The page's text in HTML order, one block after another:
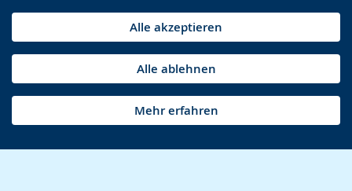
Alle akzeptieren
Alle ablehnen
Mehr erfahren